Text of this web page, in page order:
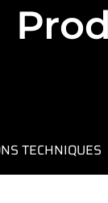
TECHNIQUES